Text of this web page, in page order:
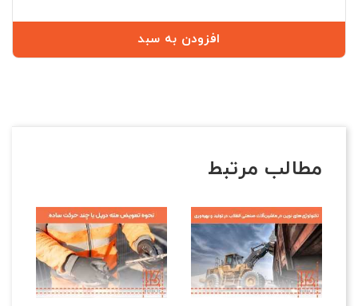
افزودن به سبد
مطالب مرتبط